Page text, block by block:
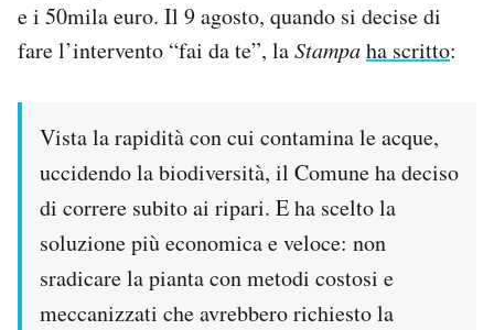
e i 50mila euro. Il 9 agosto, quando si decise di
fare l’intervento “fai da te”, laStampaha scritto:
Vista la rapidità con cui contamina le acque,
uccidendo la biodiversità, il Comune ha deciso
di correre subito ai ripari. E ha scelto la
soluzione più economica e veloce: non
sradicare la piantacon metodi costosi e
meccanizzati che avrebbero richiesto la